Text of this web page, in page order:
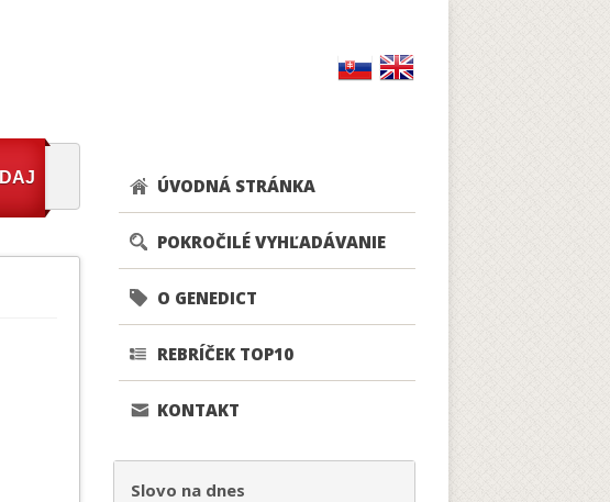
ÚVODNÁ STRÁNKA
POKROČILÉ VYHĽADÁVANIE
O GENEDICT
REBRÍČEK TOP10
KONTAKT
Slovo na dnes